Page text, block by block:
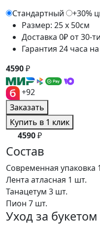
Стандартный
+30%
Размер: 25 x 50см
Доставка 0₽ от 30-
Гарантия 24 часа
4590₽
+92
Заказать
Купить в 1 клик
4590₽
Состав
Современная упаковка
Лента атласная 1 шт.
Танацетум 3 шт.
Пион 7 шт.
Уход за букетом